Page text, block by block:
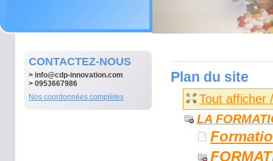
CONTACTEZ-NOUS
> info@cdp-innovation.com
> 0953667986
Nos coordonnées complètes
Plan du site
Tout afficher
LA